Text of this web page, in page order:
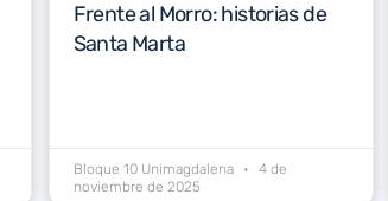
Frente al Morro: historias de
Santa Marta
Bloque 10 Unimagdalena
4 de
noviembre de 2025